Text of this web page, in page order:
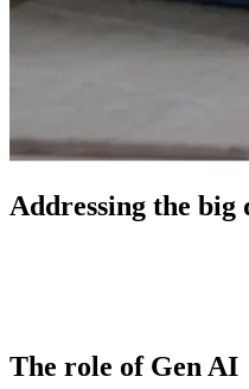
Addressing the big
The role of Gen AI